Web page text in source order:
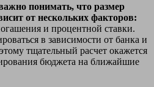
понимать, что размер
от нескольких факторов:
и процентной ставки.
в зависимости от банка и
тщательный расчет окажется
бюджета на ближайшие